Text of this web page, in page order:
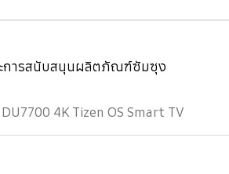
ะการสนับสนุนผลิตภัณฑ์ซัมซุง
4K Tizen OS Smart TV